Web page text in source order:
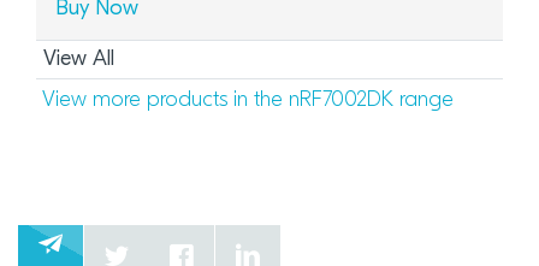
Buy Now
View All
View more products in the nRF7002DK range